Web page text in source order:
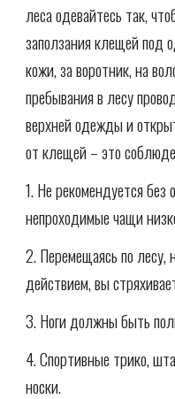
леса одевайтесь так,
заползания клещей под
кожи, за воротник, на
пребывания в лесу
верхней одежды и
от клещей – это
1. Не рекомендуется без
непроходимые чащи
2. Перемещаясь по лесу,
действием, вы
3. Ноги должны быть
4. Спортивные трико,
носки.